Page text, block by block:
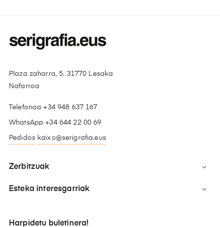
Plaza zaharra, 5. 31770 Lesaka
Nafarroa
Telefonoa +34 948 637 167
WhatsApp +34 644 22 00 69
Pedidos kaixo@serigrafia.eus
Zerbitzuak 
Esteka interesgarriak 
Harpidetu buletinera!